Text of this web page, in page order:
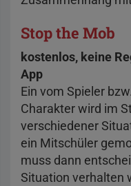
Stop the Mob
kostenlos, keine
App
Ein vom Spieler
Charakter wird im
verschiedener
ein Mitschüler
muss dann
Situation verhalten